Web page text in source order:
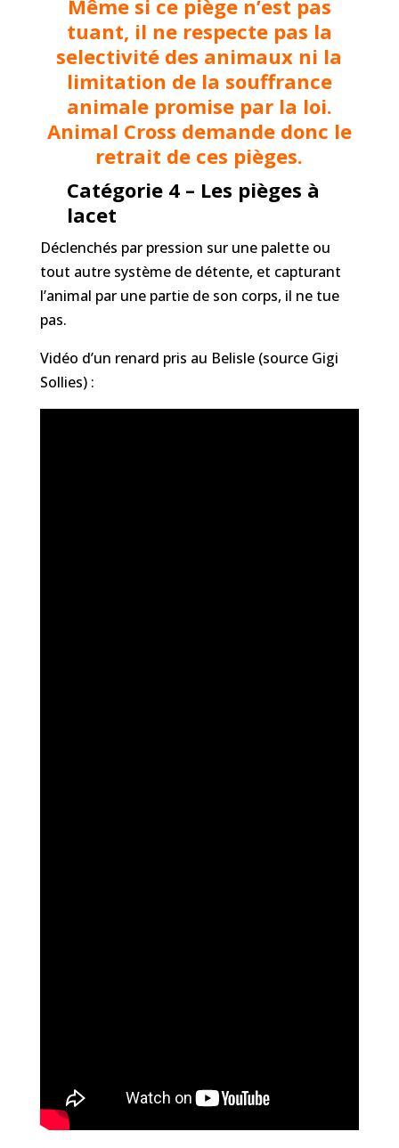
Même si ce piège n’est pas
tuant, il ne respecte pas la
selectivité des animaux ni la
limitation de la souffrance
animale promise par la loi.
Animal Cross demande donc le
retrait de ces pièges.
Catégorie 4 – Les pièges à
lacet
Déclenchés par pression sur une palette ou
tout autre système de détente, et capturant
l’animal par une partie de son corps, il ne tue
pas.
Vidéo d’un renard pris au Belisle (source Gigi
Sollies) :